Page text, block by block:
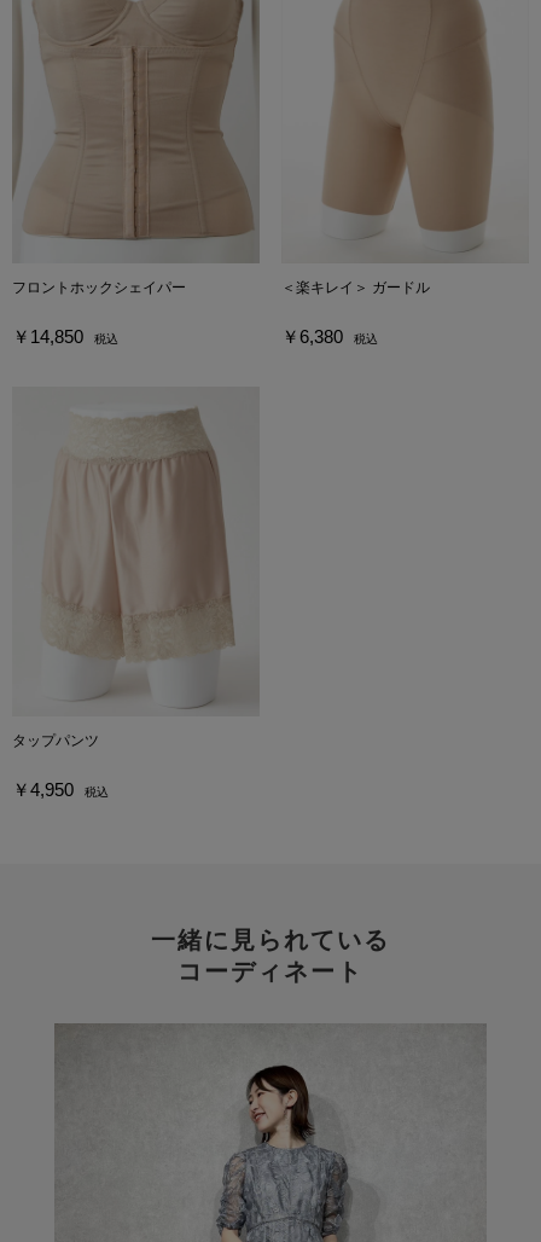
フロントホックシェイパー
￥14,850 税込
＜楽キレイ＞ ガードル
￥6,380 税込
タップパンツ
￥4,950 税込
一緒に見られている
コーディネート